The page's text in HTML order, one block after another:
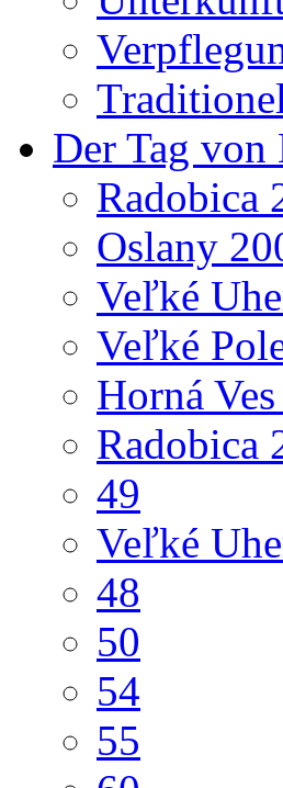
Der Tag
Radobica
Oslany
Veľké
Veľké
Horná
Radobica
49
Veľké
48
50
54
55